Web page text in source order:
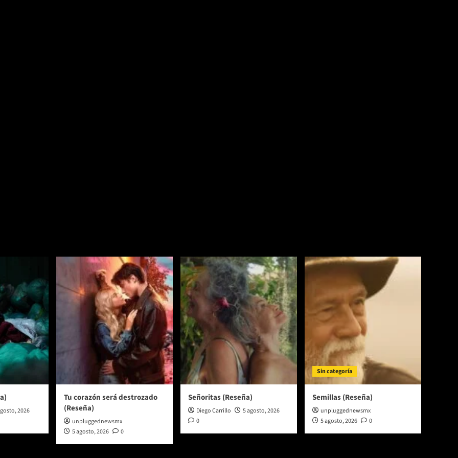
2026
Tu corazón será destrozado
(Reseña)
unpluggednewsmx
5 agosto, 2026
0
Señoritas (Reseña)
Diego Carrillo
5 agosto, 2026
0
Sin categoría
Semillas (Reseña)
unpluggednewsmx
5 agosto, 2026
0